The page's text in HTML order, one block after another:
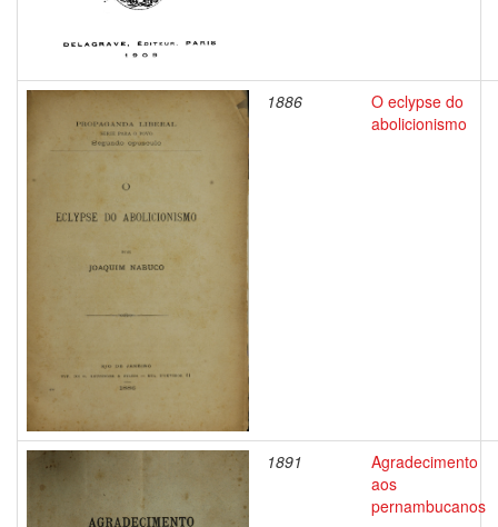
1886
O eclypse do
abolicionismo
1891
Agradecimento
aos
pernambucanos